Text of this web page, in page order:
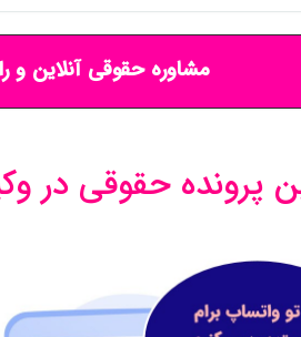
مشاوره حقوقی آنلاین و
پرونده حقوقی در